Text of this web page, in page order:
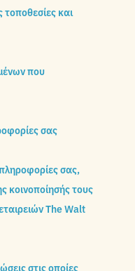
τοποθεσίες και
που
σας
σας,
κοινοποίησής τους
The Walt
στις οποίες